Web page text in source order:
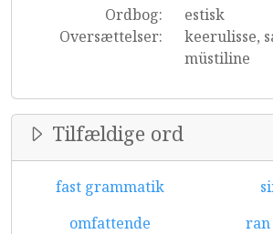
Ordbog:
estisk
Oversættelser:
keerulisse,
müstiline
Tilfældige ord
fast grammatik
omfattende